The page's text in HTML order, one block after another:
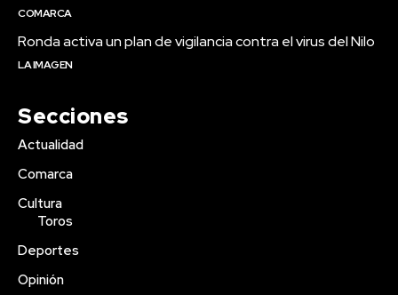
COMARCA
Ronda activa un plan de vigilancia contra el virus del Nilo
LA IMAGEN
Secciones
Actualidad
Comarca
Cultura
Toros
Deportes
Opinión